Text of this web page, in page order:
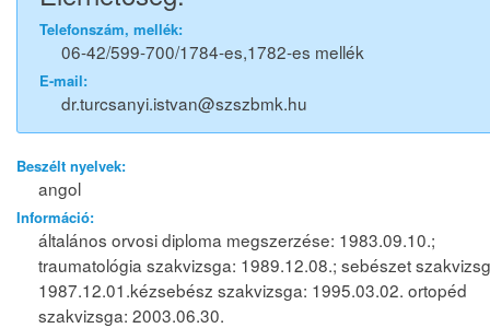
Telefonszám, mellék:
06-42/599-700/1784-es,1782-es mellék
E-mail:
dr.turcsanyi.istvan@szszbmk.hu
Beszélt nyelvek:
angol
Információ:
általános orvosi diploma megszerzése: 1983.09.10.;
traumatológia szakvizsga: 1989.12.08.; sebészet
1987.12.01.kézsebész szakvizsga: 1995.03.02. ortopéd
szakvizsga: 2003.06.30.